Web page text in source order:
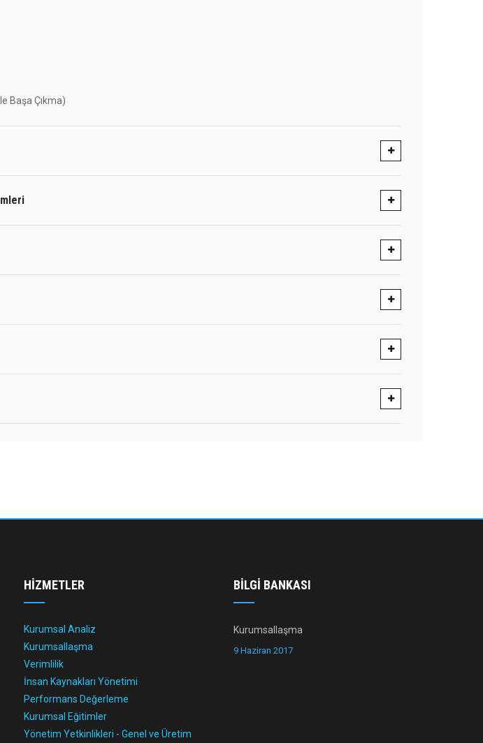
Başa Çıkma)
HIZMETLER
Kurumsal Analiz
Kurumsallaşma
Verimlilik
İnsan Kaynakları Yönetimi
Performans Değerleme
Kurumsal Eğitimler
Yönetim Yetkinlikleri - Genel ve Üretim
BILGI BANKASI
Kurumsallaşma
9 Haziran 2017